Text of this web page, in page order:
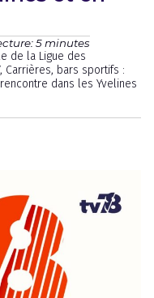
5 minutes
de la Ligue des
Carrières, bars sportifs :
dans les Yvelines